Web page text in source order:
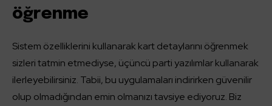
öğrenme
Sistem özelliklerini kullanarak kart detaylarını öğrenmek
sizleri tatmin etmediyse, üçüncü parti yazılımlar kullanarak
ilerleyebilirsiniz. Tabii, bu uygulamaları indirirken güvenilir
olup olmadığından emin olmanızı tavsiye ediyoruz. Biz